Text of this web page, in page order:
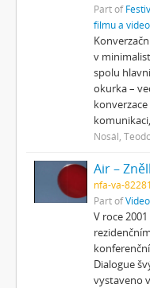
Part of
filmu a
v
spolu
okurka –
Nosál,
Air –
nfa-va-
Part of
V roce
Dialogue
vystaveno